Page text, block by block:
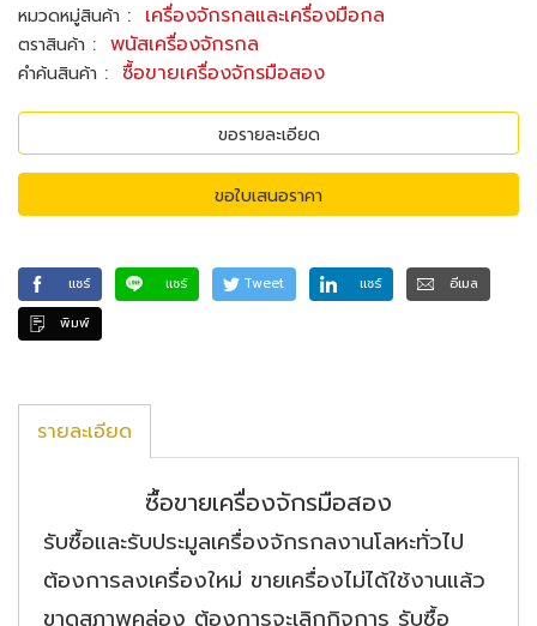
หมวดหมู่สินค้า : เครื่องจักรกลและเครื่องมือกล
ตราสินค้า : พนัสเครื่องจักรกล
คำค้นสินค้า : ซื้อขายเครื่องจักรมือสอง
ขอรายละเอียด
ขอใบเสนอราคา
แชร์ แชร์ Tweet แชร์
อีเมล
พิมพ์
รายละเอียด
ซื้อขายเครื่องจักรมือสอง
รับซื้อและรับประมูลเครื่องจักรกลงานโลหะทั่วไป
ต้องการลงเครื่องใหม่ ขายเครื่องไม่ได้ใช้งานแล้ว
ขาดสภาพคล่อง ต้องการจะเลิกกิจการ รับซื้อ